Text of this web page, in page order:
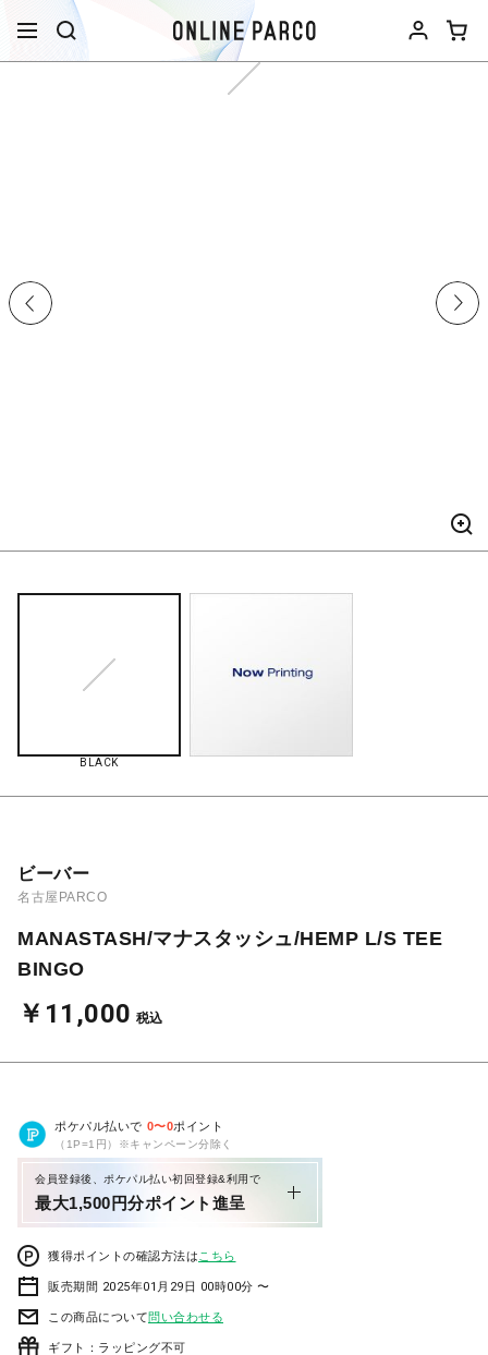
BLACK
ビーバー
名古屋PARCO
MANASTASH/マナスタッシュ/HEMP L/S TEE
BINGO
￥11,000 税込
ポケパル払いで 0〜0ポイント
（1P=1円）※キャンペーン分除く
会員登録後、ポケパル払い初回登録&利用で
最大1,500円分ポイント進呈
獲得ポイントの確認方法は こちら
販売期間 2025年01月29日 00時00分 〜
この商品について問い合わせる
ギフト：ラッピング不可